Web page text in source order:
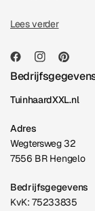
Lees verder
TuinhaardXXL.nl
Adres
Wegtersweg 32
7556 BR Hengelo
Bedrijfsgegevens
KvK: 75233835